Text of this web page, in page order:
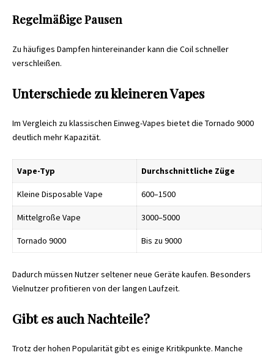
Regelmäßige Pausen
Zu häufiges Dampfen hintereinander kann die Coil schneller
verschleißen.
Unterschiede zu kleineren Vapes
Im Vergleich zu klassischen Einweg-Vapes bietet die Tornado 9000
deutlich mehr Kapazität.
Vape-Typ Durchschnittliche Züge
Kleine Disposable Vape 600–1500
Mittelgroße Vape 3000–5000
Tornado 9000 Bis zu 9000
Dadurch müssen Nutzer seltener neue Geräte kaufen. Besonders
Vielnutzer profitieren von der langen Laufzeit.
Gibt es auch Nachteile?
Trotz der hohen Popularität gibt es einige Kritikpunkte. Manche